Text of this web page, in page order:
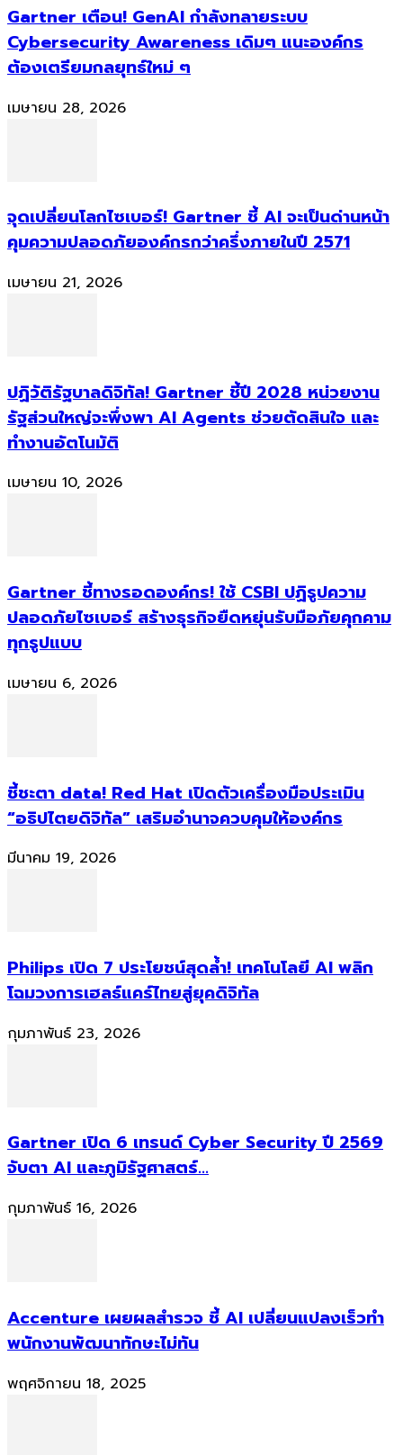
Gartner เตือน! GenAI กำลังทลายระบบ
Cybersecurity Awareness เดิมๆ แนะองค์กร
ต้องเตรียมกลยุทธ์ใหม่ ๆ
เมษายน 28, 2026
จุดเปลี่ยนโลกไซเบอร์! Gartner ชี้ AI จะเป็นด่านหน้า
คุมความปลอดภัยองค์กรกว่าครึ่งภายในปี 2571
เมษายน 21, 2026
ปฏิวัติรัฐบาลดิจิทัล! Gartner ชี้ปี 2028 หน่วยงาน
รัฐส่วนใหญ่จะพึ่งพา AI Agents ช่วยตัดสินใจ และ
ทำงานอัตโนมัติ
เมษายน 10, 2026
Gartner ชี้ทางรอดองค์กร! ใช้ CSBI ปฏิรูปความ
ปลอดภัยไซเบอร์ สร้างธุรกิจยืดหยุ่นรับมือภัยคุกคาม
ทุกรูปแบบ
เมษายน 6, 2026
ชี้ชะตา data! Red Hat เปิดตัวเครื่องมือประเมิน
“อธิปไตยดิจิทัล” เสริมอำนาจควบคุมให้องค์กร
มีนาคม 19, 2026
Philips เปิด 7 ประโยชน์สุดล้ำ! เทคโนโลยี AI พลิก
โฉมวงการเฮลธ์แคร์ไทยสู่ยุคดิจิทัล
กุมภาพันธ์ 23, 2026
Gartner เปิด 6 เทรนด์ Cyber Security ปี 2569
จับตา AI และภูมิรัฐศาสตร์...
กุมภาพันธ์ 16, 2026
Accenture เผยผลสำรวจ ชี้ AI เปลี่ยนแปลงเร็วทำ
พนักงานพัฒนาทักษะไม่ทัน
พฤศจิกายน 18, 2025